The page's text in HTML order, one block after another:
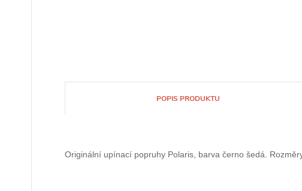
POPIS PRODUKTU
Originální upínací popruhy Polaris, barva černo šedá.